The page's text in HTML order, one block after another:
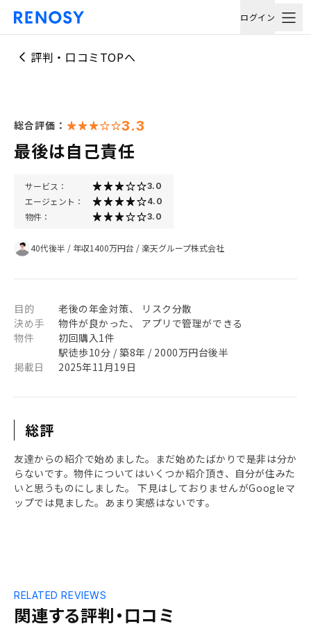
ログイン
評判・口コミTOPへ
総合評価： 3.3
最後は自己責任
サービス： 3.0
エージェント： 4.0
物件： 3.0
40代後半 / 年収1400万円台 /楽天グループ株式会社
目的
老後の年金対策、 リスク分散
決め手
物件が良かった、 アプリで管理ができる
物件
初回購入1件
駅徒歩10分 / 築8年 / 2000万円台後半
掲載日
2025年11月19日
総評
友達からの紹介で始めました。まだ始めたばかりで是非は分か
らないです。物件についてはいくつか紹介頂き、自分が住みた
いと思うものにしました。 下見はしておりませんがGoogleマ
ップでは見ました。あまり実感はないです。
関連する評判・口コミ
RELATED REVIEWS